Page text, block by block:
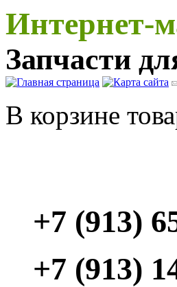
Интернет-
Запчасти
В корзине
+7 (913)
+7 (913)